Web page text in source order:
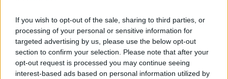
If you wish to opt-out of the sale, sharing to third parties, or
processing of your personal or sensitive information for
targeted advertising by us, please use the below opt-out
section to confirm your selection. Please note that after your
opt-out request is processed you may continue seeing
interest-based ads based on personal information utilized by
κατηγορούνται οι γονείς του 4χρονου
και ο ιδιοκτήτης του beach bar στην
Πάρο: Πώς έγινε η τραγωδία
08.08.2026, 21:22